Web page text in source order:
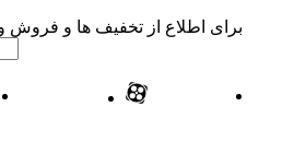
برای اطلاع از تخفیف ها و فروش